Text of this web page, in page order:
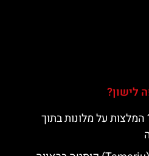
לישון?
על מלונות בתוך